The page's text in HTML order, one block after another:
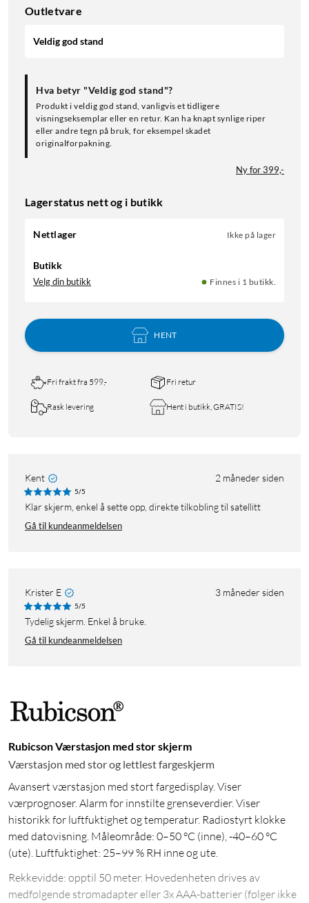
Outletvare
Veldig god stand
Hva betyr "Veldig god stand"?
Produkt i veldig god stand, vanligvis et tidligere
visningseksemplar eller en retur. Kan ha knapt synlige riper
eller andre tegn på bruk, for eksempel skadet
originalforpakning.
Ny for 399,-
Lagerstatus nett og i butikk
Nettlager Ikke på lager
Butikk
Velg din butikk Finnes i 1 butikk.
HENT
Fri frakt fra 599,- Fri retur
Rask levering Hent i butikk, GRATIS!
Kent 2 måneder siden
5/5
Klar skjerm, enkel å sette opp, direkte tilkobling til satellitt
Gå til kundeanmeldelsen
Krister E 3 måneder siden
5/5
Tydelig skjerm. Enkel å bruke.
Gå til kundeanmeldelsen
Rubicson Værstasjon med stor skjerm
Værstasjon med stor og lettlest fargeskjerm
Avansert værstasjon med stort fargedisplay. Viser
værprognoser. Alarm for innstilte grenseverdier. Viser
historikk for luftfuktighet og temperatur. Radiostyrt klokke
med datovisning. Måleområde: 0–50 °C (inne), -40–60 °C
(ute). Luftfuktighet: 25–99 % RH inne og ute.
Rekkevidde: opptil 50 meter. Hovedenheten drives av
medfølgende strømadapter eller 3x AAA-batterier (følger ikke